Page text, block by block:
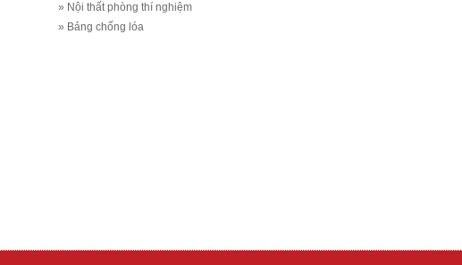
» Nội thất phòng thí nghiệm
» Bảng chống lóa